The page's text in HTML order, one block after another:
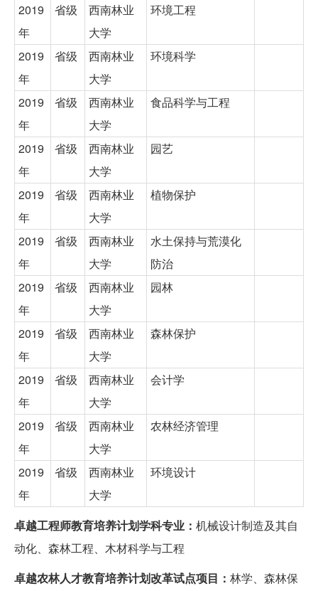
2019
年
省级
西南林业
大学
环境工程
2019
年
省级
西南林业
大学
环境科学
2019
年
省级
西南林业
大学
食品科学与工程
2019
年
省级
西南林业
大学
园艺
2019
年
省级
西南林业
大学
植物保护
2019
年
省级
西南林业
大学
水土保持与荒漠化
防治
2019
年
省级
西南林业
大学
园林
2019
年
省级
西南林业
大学
森林保护
2019
年
省级
西南林业
大学
会计学
2019
年
省级
西南林业
大学
农林经济管理
2019
年
省级
西南林业
大学
环境设计
卓越工程师教育培养计划学科专业： 机械设计制造及其自
动化、森林工程、木材科学与工程
卓越农林人才教育培养计划改革试点项目： 林学、森林保